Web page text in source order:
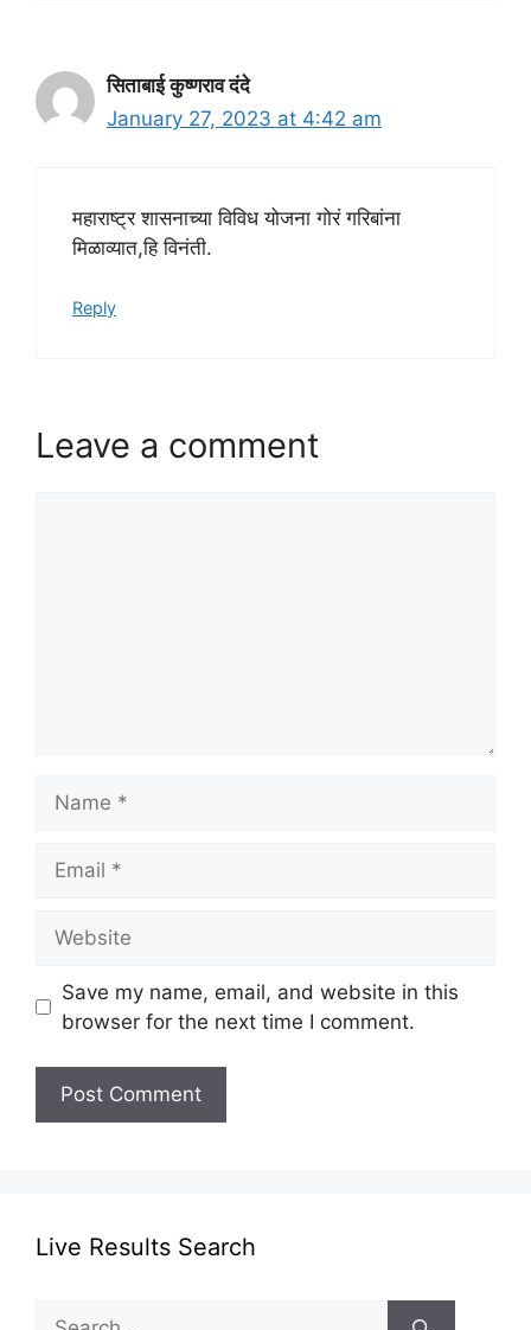
सिताबाई कुष्णराव दंदे
January 27, 2023 at 4:42 am
महाराष्ट्र शासनाच्या विविध योजना गोरं गरिबांना
मिळाव्यात,हि विनंती.
Reply
Leave a comment
Save my name, email, and website in this
browser for the next time I comment.
Live Results Search
Search